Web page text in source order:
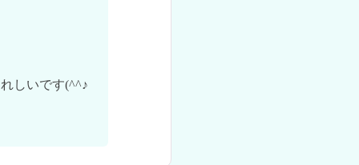
しいです(^^♪